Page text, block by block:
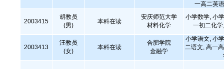
一高二英
2003415
胡教员
(男)
本科在读
安庆师范大学
材料化学
小学数学, 小
一初二化
2003413
汪教员
(女)
本科在读
合肥学院
金融学
小学语文, 小
二语文, 高一